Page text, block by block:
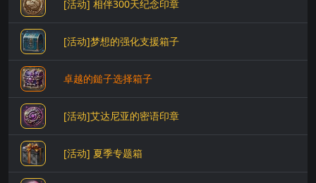
[活动] 相伴300天纪念印章
[活动]梦想的强化支援箱子
卓越的鎚子选择箱子
[活动]艾达尼亚的密语印章
[活动] 夏季专题箱